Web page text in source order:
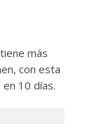
más
con esta
10 días.